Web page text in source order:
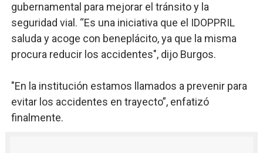
gubernamental para mejorar el tránsito y la
seguridad vial. “Es una iniciativa que el IDOPPRIL
saluda y acoge con beneplácito, ya que la misma
procura reducir los accidentes", dijo Burgos.
"En la institución estamos llamados a prevenir para
evitar los accidentes en trayecto”, enfatizó
finalmente.